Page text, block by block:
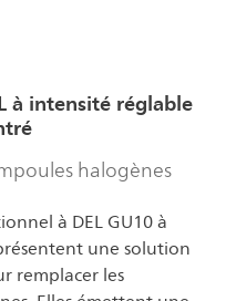
à intensité réglable
halogènes
à DEL GU10 à
une solution
remplacer les